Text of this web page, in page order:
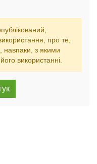
про те,
навпаки, з якими
використанні.